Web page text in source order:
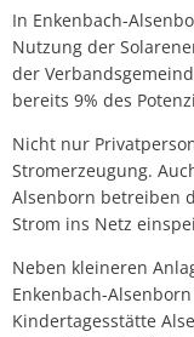
In Enkenbach-
Nutzung der
der
bereits 9% des
Nicht nur
Stromerzeugung.
Alsenborn betreiben
Strom ins Netz
Neben kleineren
Enkenbach-
Kindertagesstätte